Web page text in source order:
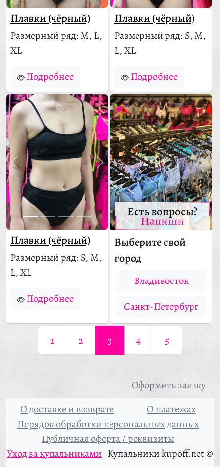
Есть вопросы?
Напиши
Выберите свой
город
Владивосток
Санкт-Петербург
Плавки (чёрный)
Размерный ряд: M, L,
XL
Подробнее
Плавки (чёрный)
Размерный ряд: S, M,
L, XL
Подробнее
Плавки (чёрный)
Размерный ряд: S, M,
L, XL
Подробнее
1 2 3 4 5
Оформить заявку
О доставке и возврате
О платежах
Порядок обработки персональных данных
Публичная оферта / реквизиты
Уход за купальниками Купальники kupoff.net ©